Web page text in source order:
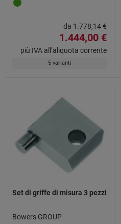
da 1.778,14 €
1.444,00 €
più IVA all’aliquota corrente
5 varianti
Set di griffe di misura 3 pezzi
Bowers GROUP